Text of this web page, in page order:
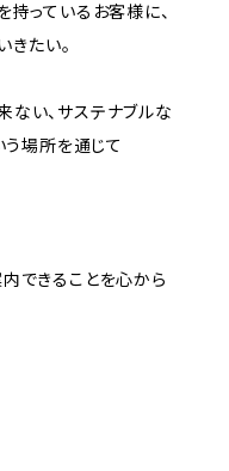
持っているお客様に、
たい。
い、サステナブルな
場所を通じて
できることを心から